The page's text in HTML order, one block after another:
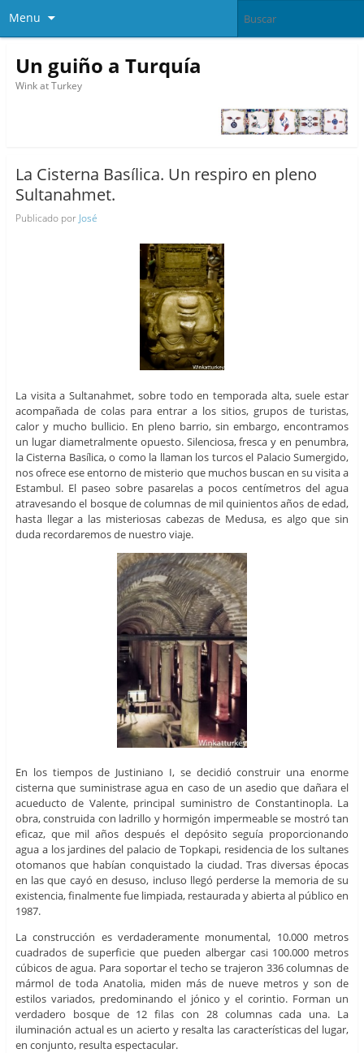
Menu
Un guiño a Turquía
Wink at Turkey
La Cisterna Basílica. Un respiro en pleno
Sultanahmet.
Publicado por José
La visita a Sultanahmet, sobre todo en temporada alta, suele estar
acompañada de colas para entrar a los sitios, grupos de turistas,
calor y mucho bullicio. En pleno barrio, sin embargo, encontramos
un lugar diametralmente opuesto. Silenciosa, fresca y en penumbra,
la Cisterna Basílica, o como la llaman los turcos el Palacio Sumergido,
nos ofrece ese entorno de misterio que muchos buscan en su visita a
Estambul. El paseo sobre pasarelas a pocos centímetros del agua
atravesando el bosque de columnas de mil quinientos años de edad,
hasta llegar a las misteriosas cabezas de Medusa, es algo que sin
duda recordaremos de nuestro viaje.
En los tiempos de Justiniano I, se decidió construir una enorme
cisterna que suministrase agua en caso de un asedio que dañara el
acueducto de Valente, principal suministro de Constantinopla. La
obra, construida con ladrillo y hormigón impermeable se mostró tan
eficaz, que mil años después el depósito seguía proporcionando
agua a los jardines del palacio de Topkapi, residencia de los sultanes
otomanos que habían conquistado la ciudad. Tras diversas épocas
en las que cayó en desuso, incluso llegó perderse la memoria de su
existencia, finalmente fue limpiada, restaurada y abierta al público en
1987.
La construcción es verdaderamente monumental, 10.000 metros
cuadrados de superficie que pueden albergar casi 100.000 metros
cúbicos de agua. Para soportar el techo se trajeron 336 columnas de
mármol de toda Anatolia, miden más de nueve metros y son de
estilos variados, predominando el jónico y el corintio. Forman un
verdadero bosque de 12 filas con 28 columnas cada una. La
iluminación actual es un acierto y resalta las características del lugar,
en conjunto, resulta espectacular.